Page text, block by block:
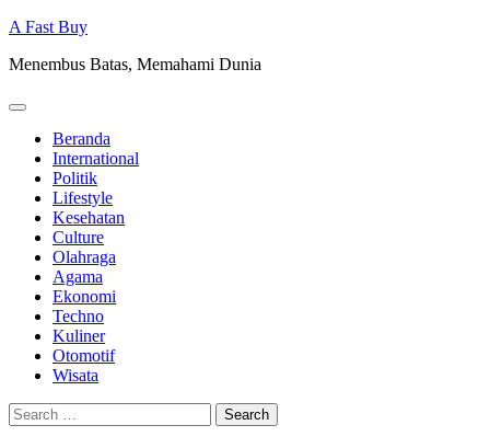
Skip
content
A Fast Buy
Menembus Batas, Memahami Dunia
Beranda
International
Politik
Lifestyle
Kesehatan
Culture
Olahraga
Agama
Ekonomi
Techno
Kuliner
Otomotif
Wisata
Search
for: